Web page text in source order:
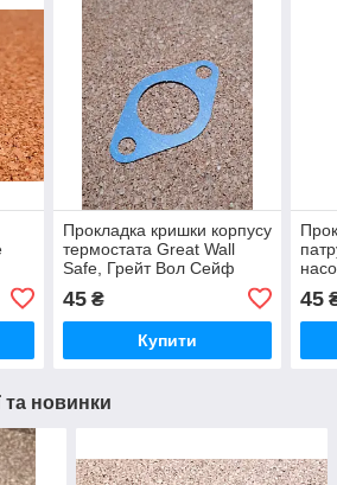
Прокладка кришки корпусу
термостата Great Wall
Safe, Грейт Вол Сейф
45₴
Купити
45
та новинки